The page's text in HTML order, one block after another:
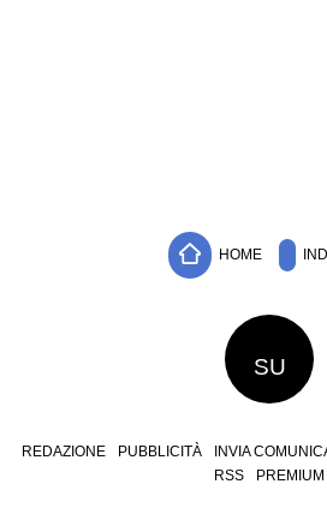
HOME
SU
REDAZIONE PUBBLICITÀ INVIA
RSS
PREMIUM